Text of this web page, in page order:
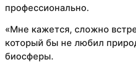
профессионально.
«Мне кажется, сложно
который бы не любил
биосферы.